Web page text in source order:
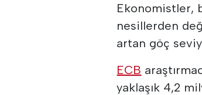
Ekonomistler,
nesillerden
artan göç
ECB
yaklaşık 4,2